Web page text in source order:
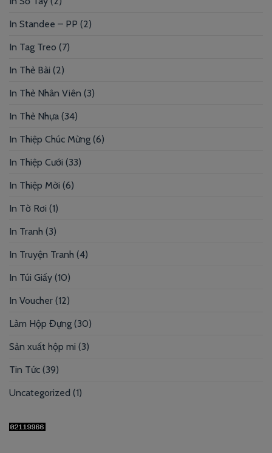
In Standee – PP (2)
In Tag Treo (7)
In Thẻ Bài (2)
In Thẻ Nhân Viên (3)
In Thẻ Nhựa (34)
In Thiệp Chúc Mừng (6)
In Thiệp Cưới (33)
In Thiệp Mời (6)
In Tờ Rơi (1)
In Tranh (3)
In Truyện Tranh (4)
In Túi Giấy (10)
In Voucher (12)
Làm Hộp Đựng (30)
Sản xuất hộp mi (3)
Tin Tức (39)
Uncategorized (1)